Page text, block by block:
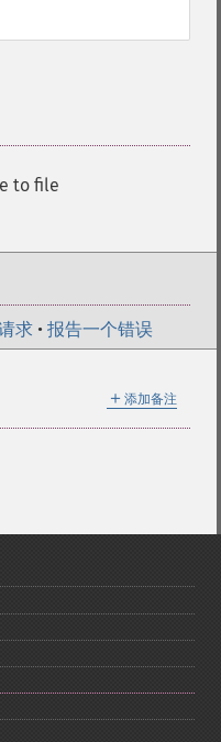
to file
求 • 报告一个错误
＋ 添加备注